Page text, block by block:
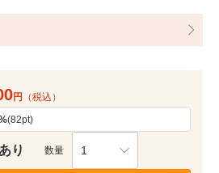
円 （税込）
(82pt)
り 数量 1